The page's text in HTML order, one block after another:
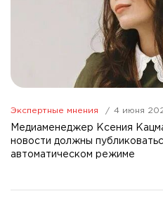
Экспертные мнения 4 июня
Медиаменеджер Ксения
новости должны
автоматическом режиме